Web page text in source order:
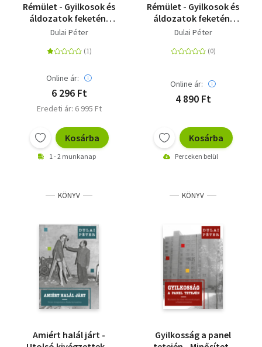
Rémület - Gyilkosok és
áldozatok feketén-
fehéren
Dulai Péter
Online ár:
6 296 Ft
Eredeti ár: 6 995 Ft
Kosárba
1 - 2 munkanap
Rémület - Gyilkosok és
áldozatok feketén-
fehéren
Dulai Péter
Online ár:
4 890 Ft
Kosárba
Perceken belül
KÖNYV
Amiért halál járt -
KÖNYV
Gyilkosság a panel